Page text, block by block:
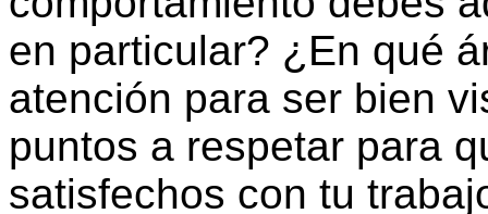
en particular? ¿En qué
atención para ser bien
puntos a respetar para
satisfechos con tu